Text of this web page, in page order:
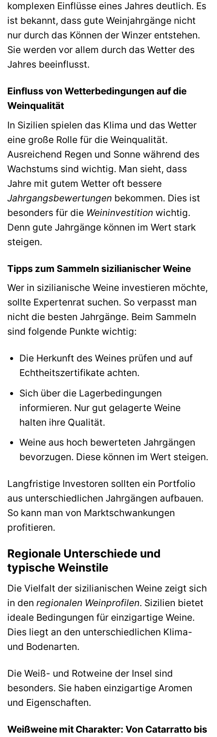
komplexen Einflüsse eines Jahres deutlich. Es
ist bekannt, dass gute Weinjahrgänge nicht
nur durch das Können der Winzer entstehen.
Sie werden vor allem durch das Wetter des
Jahres beeinflusst.
Einfluss von Wetterbedingungen auf die
Weinqualität
In Sizilien spielen das Klima und das Wetter
eine große Rolle für die Weinqualität.
Ausreichend Regen und Sonne während des
Wachstums sind wichtig. Man sieht, dass
Jahre mit gutem Wetter oft bessere
Jahrgangsbewertungen bekommen. Dies ist
besonders für die Weininvestition wichtig.
Denn gute Jahrgänge können im Wert stark
steigen.
Tipps zum Sammeln sizilianischer Weine
Wer in sizilianische Weine investieren möchte,
sollte Expertenrat suchen. So verpasst man
nicht die besten Jahrgänge. Beim Sammeln
sind folgende Punkte wichtig:
Die Herkunft des Weines prüfen und auf
Echtheitszertifikate achten.
Sich über die Lagerbedingungen
informieren. Nur gut gelagerte Weine
halten ihre Qualität.
Weine aus hoch bewerteten Jahrgängen
bevorzugen. Diese können im Wert steigen.
Langfristige Investoren sollten ein Portfolio
aus unterschiedlichen Jahrgängen aufbauen.
So kann man von Marktschwankungen
profitieren.
Regionale Unterschiede und
typische Weinstile
Die Vielfalt der sizilianischen Weine zeigt sich
in den regionalen Weinprofilen. Sizilien bietet
ideale Bedingungen für einzigartige Weine.
Dies liegt an den unterschiedlichen Klima-
und Bodenarten.
Die Weiß- und Rotweine der Insel sind
besonders. Sie haben einzigartige Aromen
und Eigenschaften.
Weißweine mit Charakter: Von Catarratto bis